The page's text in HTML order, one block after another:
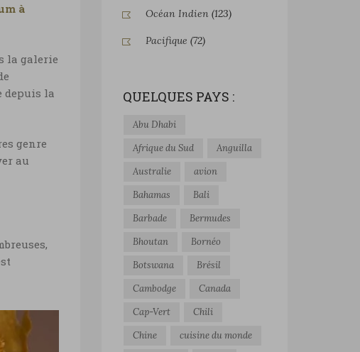
à
la galerie
depuis la
genre
au
Océan Indien(123)
Pacifique (72)
QUELQUES PAYS :
Abu Dhabi
Afrique du Sud
Anguilla
Australie
avion
Bahamas
Bali
Barbade
Bermudes
Bhoutan
Bornéo
Botswana
Brésil
Cambodge
Canada
Cap-Vert
Chili
Chine
cuisine du monde